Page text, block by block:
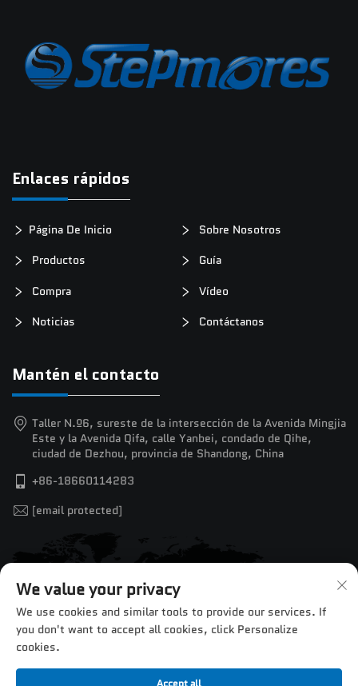
Enlaces rápidos
Página De Inicio
Sobre Nosotros
Productos
Guía
Compra
Vídeo
Noticias
Contáctanos
Mantén el contacto
Taller N.º6, sureste de la intersección de la Avenida Mingjia
Este y la Avenida Qifa, calle Yanbei, condado de Qihe,
ciudad de Dezhou, provincia de Shandong, China
+86-18660114283
[email protected]
We value your privacy
We use cookies and similar tools to provide our services. If
you don't want to accept all cookies, click Personalize
cookies.
Accept all